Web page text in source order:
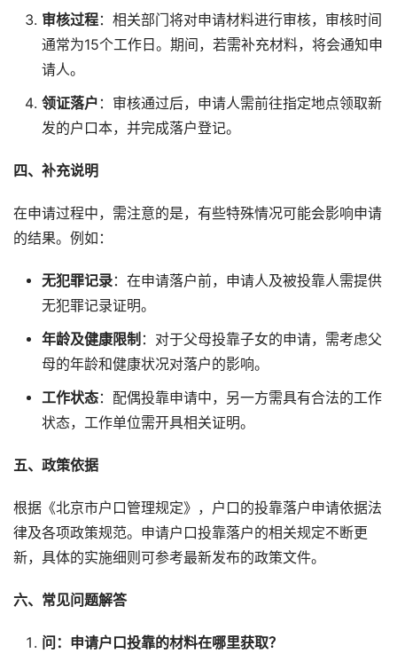
审核过程：相关部门将对申请材料进行审核，审核时间
通常为15个工作日。期间，若需补充材料，将会通知申
请人。
领证落户 ：审核通过后，申请人需前往指定地点领取新
发的户口本，并完成落户登记。
四、补充说明
在申请过程中，需注意的是，有些特殊情况可能会影响申请
的结果。例如：
无犯罪记录：在申请落户前，申请人及被投靠人需提供
无犯罪记录证明。
年龄及健康限制 ：对于父母投靠子女的申请，需考虑父
母的年龄和健康状况对落户的影响。
工作状态：配偶投靠申请中，另一方需具有合法的工作
状态，工作单位需开具相关证明。
五、政策依据
根据《北京市户口管理规定》，户口的投靠落户申请依据法
律及各项政策规范。申请户口投靠落户的相关规定不断更
新，具体的实施细则可参考最新发布的政策文件。
六、常见问题解答
问：申请户口投靠的材料在哪里获取？